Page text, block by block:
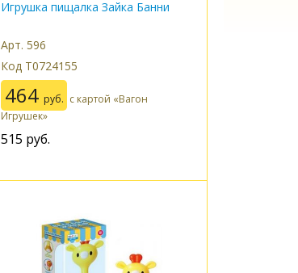
Игрушка пищалка Зайка Банни
Арт. 596
Код Т0724155
464 руб. с картой «Вагон
Игрушек»
515 руб.